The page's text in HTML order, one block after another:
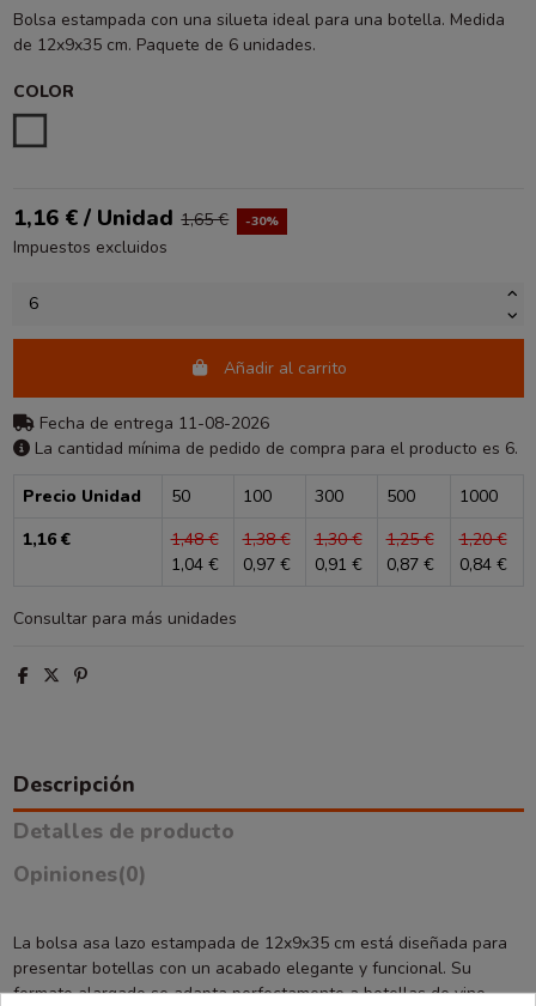
Bolsa estampada con una silueta ideal para una botella. Medida
de 12x9x35 cm. Paquete de 6 unidades.
COLOR
1,16 € / Unidad 1,65 € -30%
Impuestos excluidos
Añadir al carrito
Fecha de entrega 11-08-2026
La cantidad mínima de pedido de compra para el producto es 6.
Precio Unidad 50 100 300 500
1000
1,16 €
1,48 €
1,04 €
1,38 €
0,97 €
1,30 €
0,91 €
1,25 €
0,87 €
1,20 €
0,84 €
Consultar para más unidades
Descripción
Detalles de producto
Opiniones(0)
La bolsa asa lazo estampada de 12x9x35 cm está diseñada para
presentar botellas con un acabado elegante y funcional. Su
formato alargado se adapta perfectamente a botellas de vino,